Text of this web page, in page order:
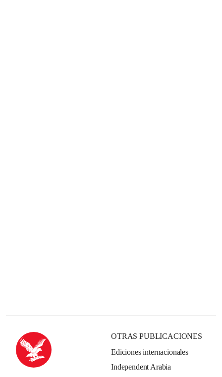
OTRAS PUBLICACIONES
Ediciones internacionales
Independent Arabia